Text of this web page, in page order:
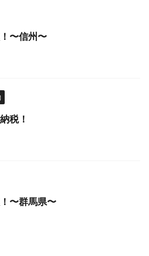
〜信州〜
税！
〜群馬県〜